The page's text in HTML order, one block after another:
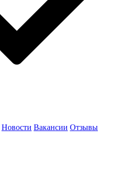
Новости Вакансии Отзывы